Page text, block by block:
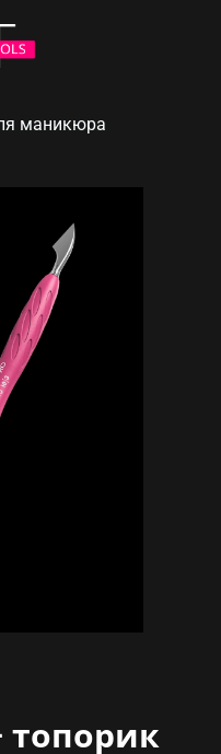
маникюра
топорик